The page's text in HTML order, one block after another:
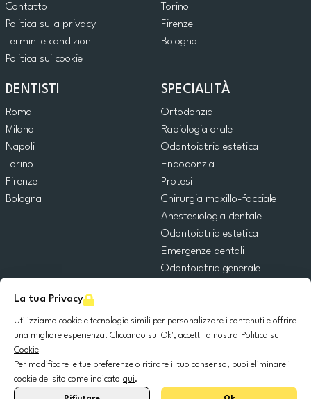
La tua Privacy
Utilizziamo cookie e tecnologie simili per personalizzare i contenuti e offrire
una migliore esperienza. Cliccando su 'Ok', accetti la nostra Politica sui
Cookie
Per modificare le tue preferenze o ritirare il tuo consenso, puoi eliminare i
cookie del sito come indicato qui.
Contatto
Politica sulla privacy
Termini e condizioni
Politica sui cookie
Torino
Firenze
Bologna
DENTISTI
Roma
Milano
Napoli
Torino
Firenze
Bologna
SPECIALITÀ
Ortodonzia
Radiologia orale
Odontoiatria estetica
Endodonzia
Protesi
Chirurgia maxillo-facciale
Anestesiologia dentale
Odontoiatria estetica
Emergenze dentali
Odontoiatria generale
Implantologia dentale
Parodontologia
© 2025 DocDental. Tutti i diritti riservati.
United España Polska